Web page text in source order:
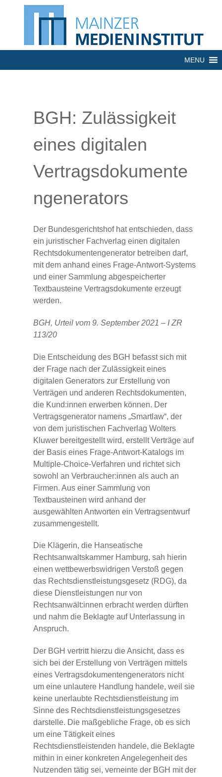
MENU
BGH: Zulässigkeit
eines digitalen
Vertragsdokumente
ngenerators
Der Bundesgerichtshof hat entschieden, dass
ein juristischer Fachverlag einen digitalen
Rechtsdokumentengenerator betreiben darf,
mit dem anhand eines Frage-Antwort-Systems
und einer Sammlung abgespeicherter
Textbausteine Vertragsdokumente erzeugt
werden.
BGH, Urteil vom 9. September 2021 – I ZR
113/20
Die Entscheidung des BGH befasst sich mit
der Frage nach der Zulässigkeit eines
digitalen Generators zur Erstellung von
Verträgen und anderen Rechtsdokumenten,
die Kund:innen erwerben können. Der
Vertragsgenerator namens „Smartlaw“, der
von dem juristischen Fachverlag Wolters
Kluwer bereitgestellt wird, erstellt Verträge auf
der Basis eines Frage-Antwort-Katalogs im
Multiple-Choice-Verfahren und richtet sich
sowohl an Verbraucher:innen als auch an
Firmen. Aus einer Sammlung von
Textbausteinen wird anhand der
ausgewählten Antworten ein Vertragsentwurf
zusammengestellt.
Die Klägerin, die Hanseatische
Rechtsanwaltskammer Hamburg, sah hierin
einen wettbewerbswidrigen Verstoß gegen
das Rechtsdienstleistungsgesetz (RDG), da
diese Dienstleistungen nur von
Rechtsanwält:innen erbracht werden dürften
und nahm die Beklagte auf Unterlassung in
Anspruch.
Der BGH vertritt hierzu die Ansicht, dass es
sich bei der Erstellung von Verträgen mittels
eines Vertragsdokumentengenerators nicht
um eine unlautere Handlung handele, weil sie
keine unerlaubte Rechtsdienstleistung im
Sinne des Rechtsdienstleistungsgesetzes
darstelle. Die maßgebliche Frage, ob es sich
um eine Tätigkeit eines
Rechtsdienstleistenden handele, die Beklagte
mithin in einer konkreten Angelegenheit des
Nutzenden tätig sei, verneinte der BGH mit der